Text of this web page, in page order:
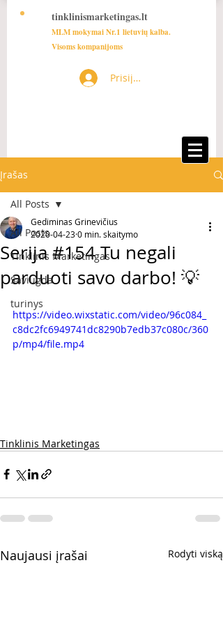
tinklinismarketingas.lt
MLM mokymai Nr.1 lietuvių kalba.
Visoms kompanijoms
Prisijungti
Įrašas
All Posts
Tinklinis Marketingas
Saviugda
turinys
All Posts
Serija #154 Tu negali
parduoti savo darbo! 💡
Gediminas Grinevičius
2020-04-230 min. skaitymo
https://video.wixstatic.com/video/96c084_
c8dc2fc6949741dc8290b7edb37c080c/360
p/mp4/file.mp4
Tinklinis Marketingas
Naujausi įrašai Rodyti viską